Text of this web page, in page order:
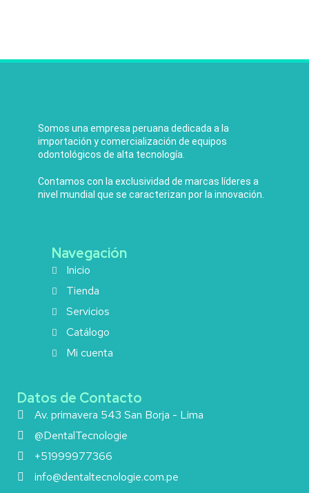
Somos una empresa peruana dedicada a la
importación y comercialización de equipos
odontológicos de alta tecnología.
Contamos con la exclusividad de marcas líderes a
nivel mundial que se caracterizan por la innovación.
Navegación
Inicio
Tienda
Servicios
Catálogo
Mi cuenta
Datos de Contacto
Av. primavera 543 San Borja - Lima
@DentalTecnologie
+51999977366
info@dentaltecnologie.com.pe